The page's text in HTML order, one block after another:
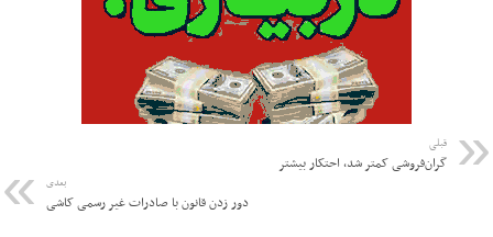
قبلی
گران‌فروشی کمتر شد، احتکار بیشتر
بعدی
دور زدن قانون با صادرات غیر رسمی کاشی